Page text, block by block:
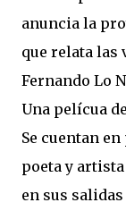
anuncia la
que relata las
Fernando Lo
Una pelícua
Se cuentan
poeta y artista
en sus